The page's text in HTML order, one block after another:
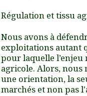
Régulation et tissu
Nous avons à
exploitations autant
pour laquelle
agricole. Alors,
une orientation, la
marchés et non pas